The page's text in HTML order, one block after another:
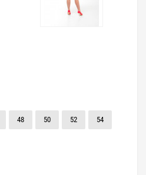
48 50 52 54